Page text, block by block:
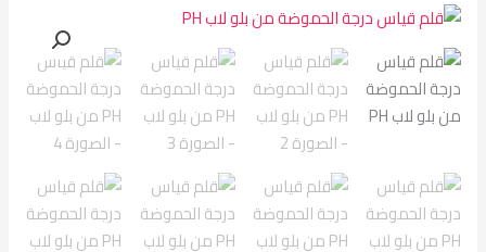
كمية
قلم
قياس
درجة
الحموضة
بلو
لاب
PH